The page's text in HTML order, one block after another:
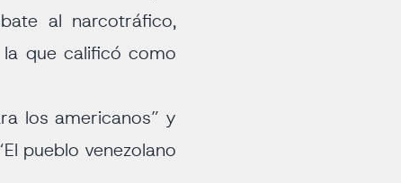
al narcotráfico,
la que calificó como
los americanos” y
pueblo venezolano